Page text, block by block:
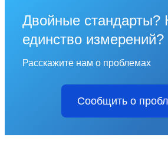
Двойные стандарты?
единство измерений?
Расскажите нам о проблемах
Сообщить о